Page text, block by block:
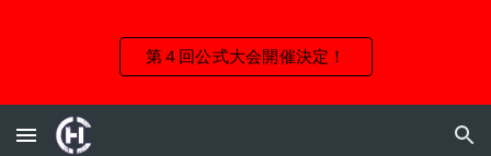
Skip to main content Skip to navigation
第４回公式大会開催決定！